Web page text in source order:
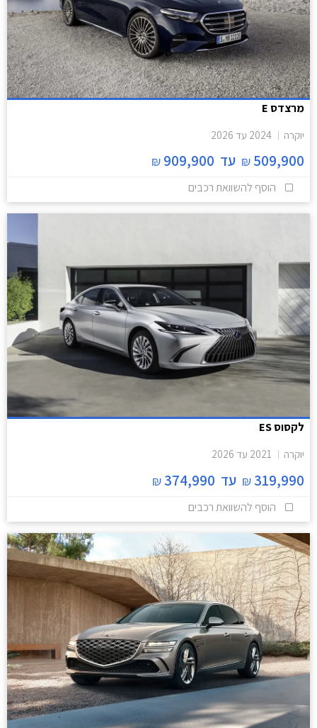
מרצדס E
יוקרה 2024 עד 2026
509,900
₪ עד 909,900
₪
הוסף להשוואת רכבים
לקסוס ES
יוקרה 2021 עד 2026
319,990
₪ עד 374,990
₪
הוסף להשוואת רכבים